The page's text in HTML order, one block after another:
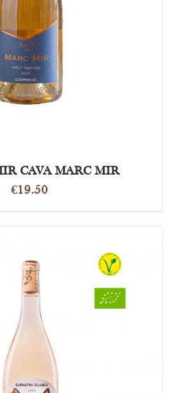
CAVA MARC MIR
€19.50
/